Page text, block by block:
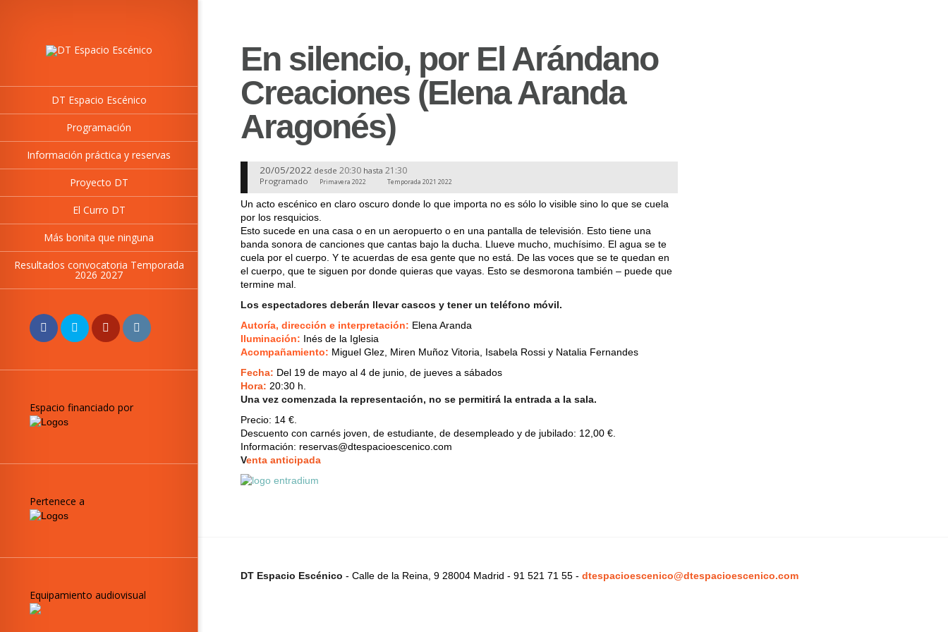
DT Espacio Escénico
Programación
Información práctica y reservas
Proyecto DT
El Curro DT
Más bonita que ninguna
Resultados convocatoria Temporada
2026 2027
Espacio financiado por
Pertenece a
Equipamiento audiovisual
En silencio, por El Arándano
Creaciones (Elena Aranda
Aragonés)
20/05/2022 desde 20:30 hasta 21:30
Programado Primavera 2022 Temporada 2021 2022
Un acto escénico en claro oscuro donde lo que importa no es sólo lo visible sino lo que se cuela
por los resquicios.
Esto sucede en una casa o en un aeropuerto o en una pantalla de televisión. Esto tiene una
banda sonora de canciones que cantas bajo la ducha. Llueve mucho, muchísimo. El agua se te
cuela por el cuerpo. Y te acuerdas de esa gente que no está. De las voces que se te quedan en
el cuerpo, que te siguen por donde quieras que vayas. Esto se desmorona también – puede que
termine mal.
Los espectadores deberán llevar cascos y tener un teléfono móvil.
Autoría, dirección e interpretación: Elena Aranda
Iluminación: Inés de la Iglesia
Acompañamiento: Miguel Glez, Miren Muñoz Vitoria, Isabela Rossi y Natalia Fernandes
Fecha: Del 19 de mayo al 4 de junio, de jueves a sábados
Hora: 20:30 h.
Una vez comenzada la representación, no se permitirá la entrada a la sala.
Precio: 14 €.
Descuento con carnés joven, de estudiante, de desempleado y de jubilado: 12,00 €.
Información: reservas@dtespacioescenico.com
Venta anticipada
DT Espacio Escénico - Calle de la Reina, 9 28004 Madrid - 91 521 71 55 - dtespacioescenico@dtespacioescenico.com